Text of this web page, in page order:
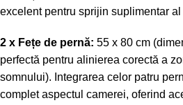
excelent pentru sprijin suplimentar al
2 x Fețe de pernă: 55 x 80 cm
perfectă pentru alinierea corectă a
somnului). Integrarea celor patru
complet aspectul camerei, oferind